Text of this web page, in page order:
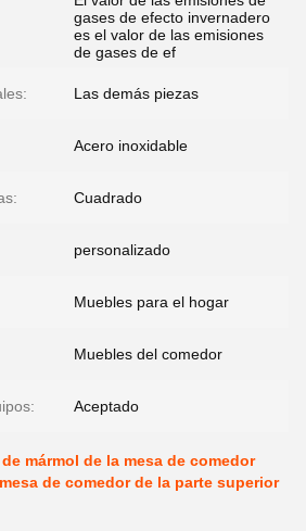
gases de efecto invernadero
es el valor de las emisiones
de gases de ef
Las demás piezas
Acero inoxidable
Cuadrado
personalizado
Muebles para el hogar
Muebles del comedor
Aceptado
mármol de la mesa de comedor
de comedor de la parte superior